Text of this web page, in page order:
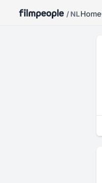
/ NLHome